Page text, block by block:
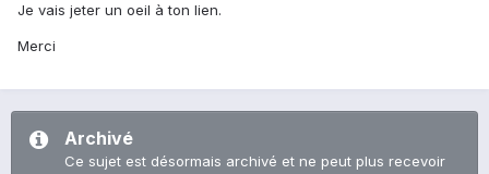
Je vais jeter un oeil à ton lien.
Merci
Archivé
Ce sujet est désormais archivé et ne peut plus recevoir